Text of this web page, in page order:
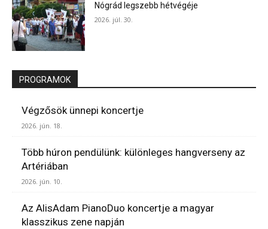
Nógrád legszebb hétvégéje
2026. júl. 30.
PROGRAMOK
Végzősök ünnepi koncertje
2026. jún. 18.
Több húron pendülünk: különleges hangverseny az
Artériában
2026. jún. 10.
Az AlisAdam PianoDuo koncertje a magyar
klasszikus zene napján